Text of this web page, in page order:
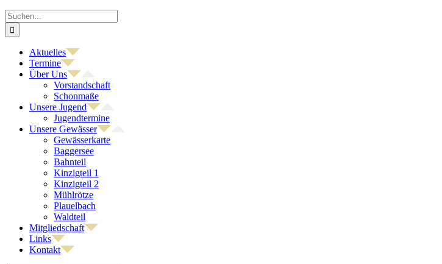
Zum
Inhalt
springen
Suche
nach:
Aktuelles
Termine
Über Uns
Vorstandschaft
Schonmaße
Unsere Jugend
Jugendtermine
Unsere Gewässer
Gewässerkarte
Baggersee
Bahnteil
Kinzigteil 1
Kinzigteil 2
Mühlrötze
Plauelbach
Waldteil
Mitgliedschaft
Links
Kontakt